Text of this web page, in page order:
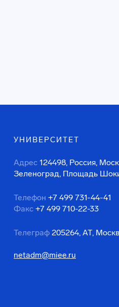
УНИВЕРСИТЕТ
Адрес 124498, Россия,
Зеленоград, Площадь
Телефон +7 499 731-44-41
Факс +7 499 710-22-33
Телеграф 205264, АТ,
netadm@miee.ru